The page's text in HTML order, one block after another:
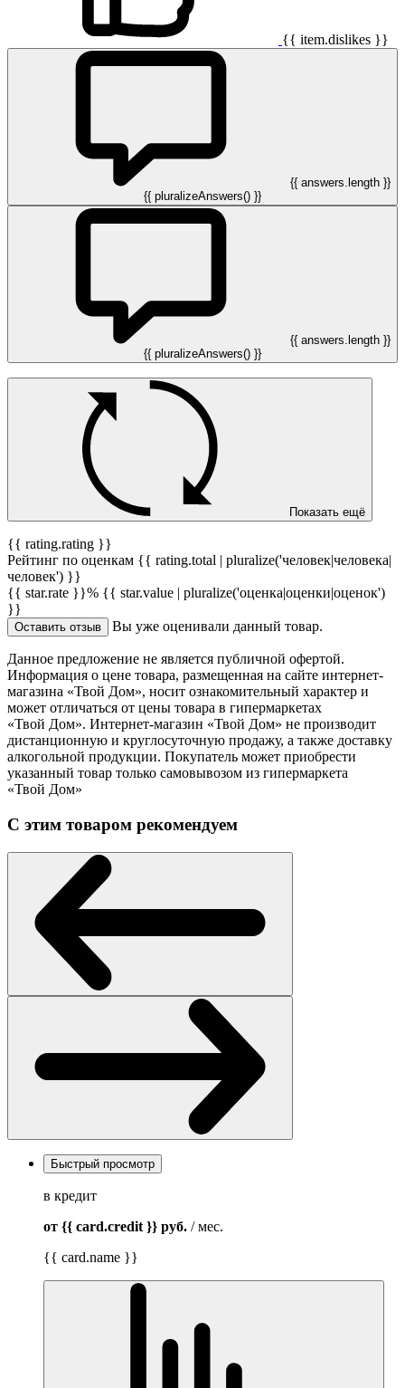
{{ item.dislikes }}
{{ answers.length }}
{{ pluralizeAnswers() }}
{{ answers.length }}
{{ pluralizeAnswers() }}
Показать ещё
{{ rating.rating }}
Рейтинг по оценкам {{ rating.total | pluralize('человек|человека|
человек') }}
{{ star.rate }}% {{ star.value | pluralize('оценка|оценки|оценок')
}}
Оставить отзыв Вы уже оценивали данный товар.
Данное предложение не является публичной офертой.
Информация о цене товара, размещенная на сайте интернет-
магазина «Твой Дом», носит ознакомительный характер и
может отличаться от цены товара в гипермаркетах
«Твой Дом». Интернет-магазин «Твой Дом» не производит
дистанционную и круглосуточную продажу, а также доставку
алкогольной продукции. Покупатель может приобрести
указанный товар только самовывозом из гипермаркета
«Твой Дом»
С этим товаром рекомендуем
Быстрый просмотр
в кредит
от {{ card.credit }} руб. / мес.
{{ card.name }}